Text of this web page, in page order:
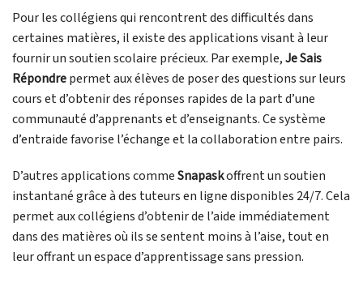
Pour les collégiens qui rencontrent des difficultés dans
certaines matières, il existe des applications visant à leur
fournir un soutien scolaire précieux. Par exemple,Je Sais
Répondrepermet aux élèves de poser des questions sur leurs
cours et d’obtenir des réponses rapides de la part d’une
communauté d’apprenants et d’enseignants. Ce système
d’entraide favorise l’échange et la collaboration entre pairs.
D’autres applications commeSnapaskoffrent un soutien
instantané grâce à des tuteurs en ligne disponibles 24/7. Cela
permet aux collégiens d’obtenir de l’aide immédiatement
dans des matières où ils se sentent moins à l’aise, tout en
leur offrant un espace d’apprentissage sans pression.